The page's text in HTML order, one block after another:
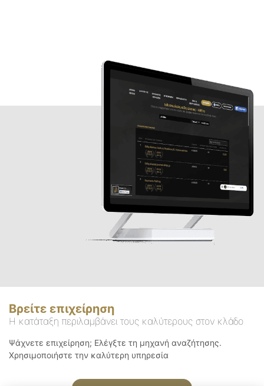
Βρείτε επιχείρηση
Η κατάταξη περιλαμβάνει τους καλύτερους στον κλάδο
Ψάχνετε επιχείρηση; Ελέγξτε τη μηχανή αναζήτησης.
Χρησιμοποιήστε την καλύτερη υπηρεσία